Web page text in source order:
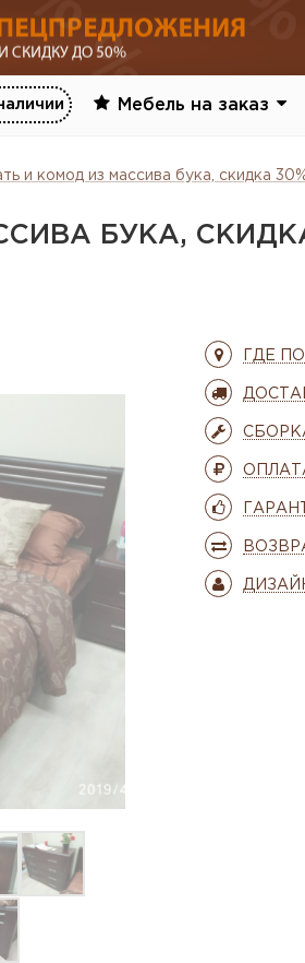
Мебель на заказ
и комод из массива бука, скидка
БУКА,
ГДЕ